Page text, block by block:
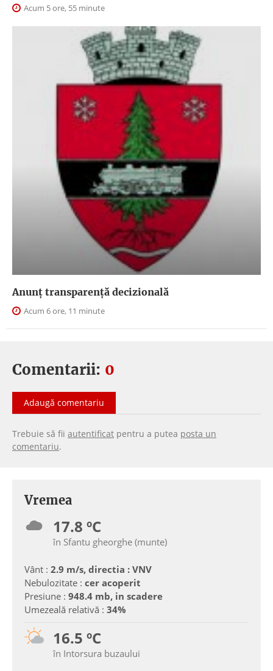
Acum 5 ore, 55 minute
Anunţ transparenţă decizională
Acum 6 ore, 11 minute
Comentarii: 0
Adaugă comentariu
Trebuie să fii autentificat pentru a putea posta un
comentariu.
Vremea
17.8 ºC
în Sfantu gheorghe (munte)
Vânt : 2.9 m/s, directia : VNV
Nebulozitate : cer acoperit
Presiune : 948.4 mb, in scadere
Umezeală relativă : 34%
16.5 ºC
în Intorsura buzaului